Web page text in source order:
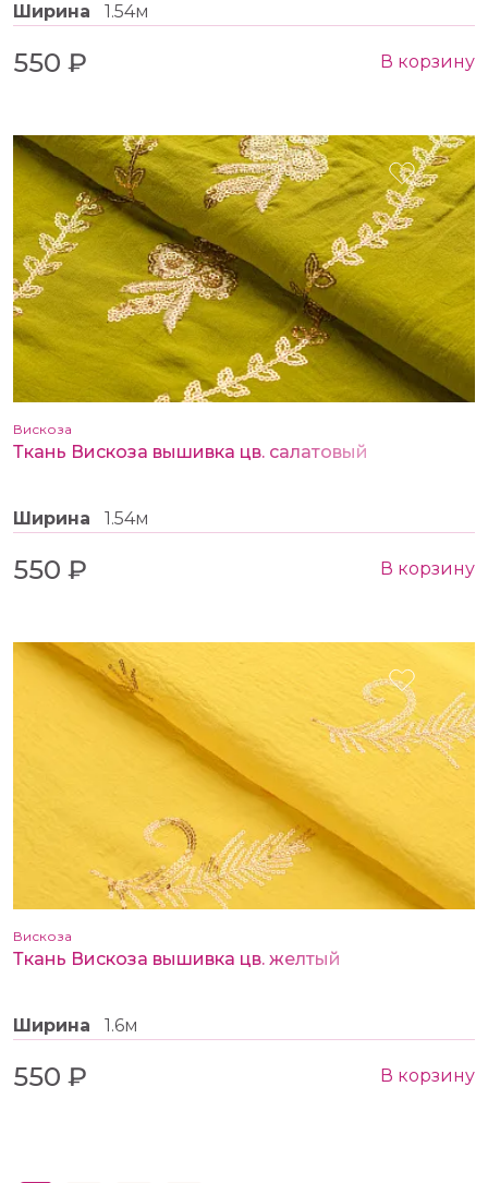
Ширина 1.54м
550 ₽ В корзину
Вискоза
Ткань Вискоза вышивка цв. салатовый
Ширина 1.54м
550 ₽ В корзину
Вискоза
Ткань Вискоза вышивка цв. желтый
Ширина 1.6м
550 ₽ В корзину